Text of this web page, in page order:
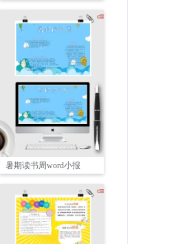
暑期读书周word小报